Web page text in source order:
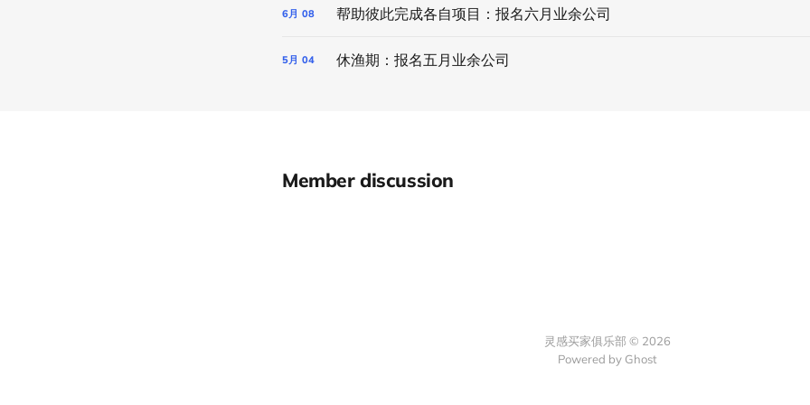
6月 08 帮助彼此完成各自项目：报名六月业余公司
5月 04 休渔期：报名五月业余公司
Member discussion
灵感买家俱乐部 © 2026
Powered by Ghost